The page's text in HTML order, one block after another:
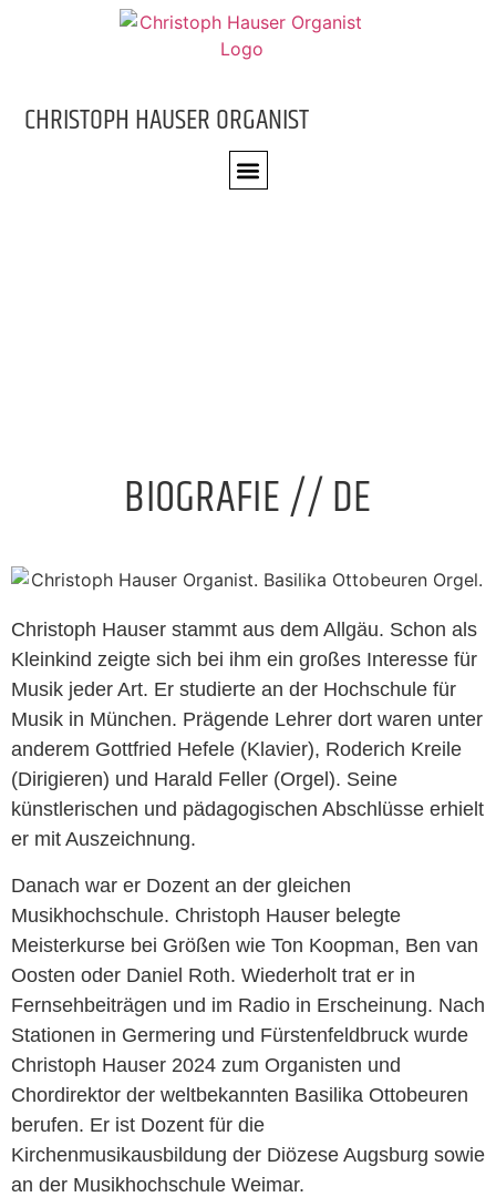
CHRISTOPH HAUSER ORGANIST
BIOGRAFIE // DE
Christoph Hauser stammt aus dem Allgäu. Schon als
Kleinkind zeigte sich bei ihm ein großes Interesse für
Musik jeder Art. Er studierte an der Hochschule für
Musik in München. Prägende Lehrer dort waren unter
anderem Gottfried Hefele (Klavier), Roderich Kreile
(Dirigieren) und Harald Feller (Orgel). Seine
künstlerischen und pädagogischen Abschlüsse erhielt
er mit Auszeichnung.
Danach war er Dozent an der gleichen
Musikhochschule. Christoph Hauser belegte
Meisterkurse bei Größen wie Ton Koopman, Ben van
Oosten oder Daniel Roth. Wiederholt trat er in
Fernsehbeiträgen und im Radio in Erscheinung. Nach
Stationen in Germering und Fürstenfeldbruck wurde
Christoph Hauser 2024 zum Organisten und
Chordirektor der weltbekannten Basilika Ottobeuren
berufen. Er ist Dozent für die
Kirchenmusikausbildung der Diözese Augsburg sowie
an der Musikhochschule Weimar.